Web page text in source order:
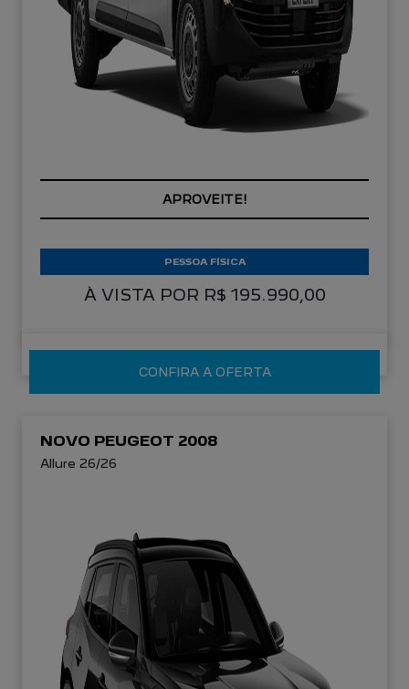
APROVEITE!
À VISTA POR R$ 195.990,00
PESSOA FÍSICA
CONFIRA A OFERTA
NOVO PEUGEOT 2008
Allure 26/26